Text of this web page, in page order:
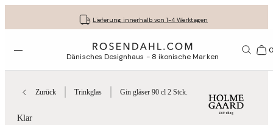
Lieferung innerhalb von 1-4 Werktagen
Kostenloser versand bei bestellungen ab 79 €
30 Tage kostenlose Rücksendung
Lassen Sie Ihre Geschenke liebevoll verpacken
Menü öffnen Dänisches Designhaus - 8 ikonische Marken 1156
Zurück Trinkglas Gin gläser 90 cl 2 Stck.
Klar